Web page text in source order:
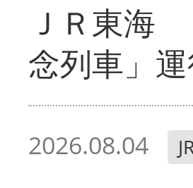
ＪＲ東海
念列車」
2026.08.04